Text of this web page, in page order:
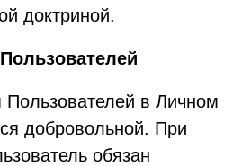
доктриной.
Пользователей в Личном
добровольной. При
обязан